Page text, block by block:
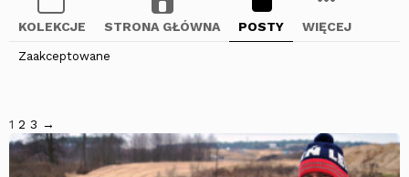
KOLEKCJE STRONA GŁÓWNA POSTY WIĘCEJ
Zaakceptowane
1 2 3 →